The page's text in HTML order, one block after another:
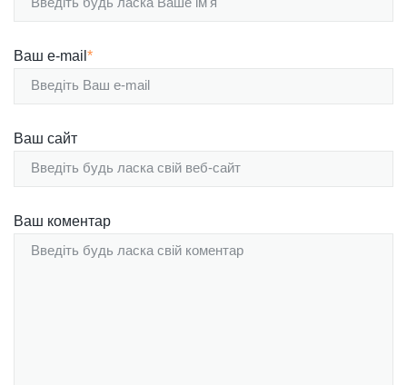
Ваш e-mail *
Ваш сайт
Ваш коментар